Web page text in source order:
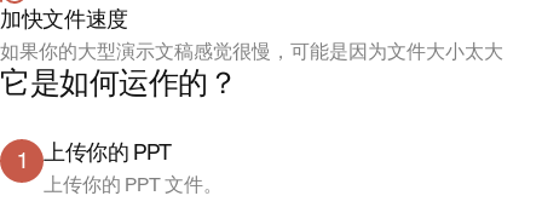
加快文件速度
如果你的大型演示文稿感觉很慢，可能是因为文件大小太大
它是如何运作的？
1 上传你的 PPT
上传你的 PPT 文件。